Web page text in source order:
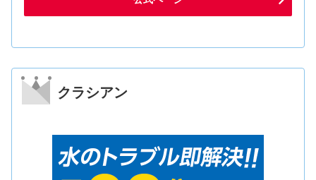
クラシアン